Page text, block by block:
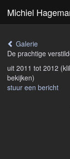
Galerie
De prachtige
uit 2011 tot 2012
bekijken)
stuur een bericht